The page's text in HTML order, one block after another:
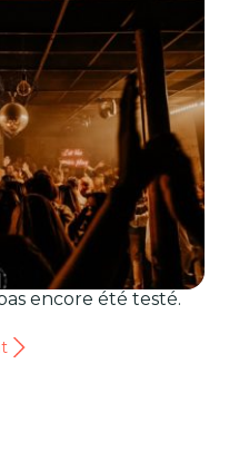
encore été testé.